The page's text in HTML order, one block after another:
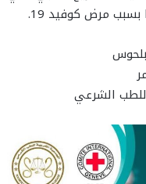
مرض كوفيد 19.
للطب الشرعي